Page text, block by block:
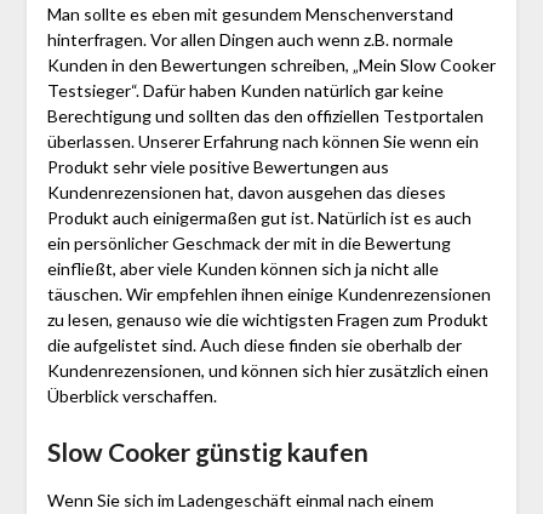
Man sollte es eben mit gesundem Menschenverstand
hinterfragen. Vor allen Dingen auch wenn z.B. normale
Kunden in den Bewertungen schreiben, „Mein Slow Cooker
Testsieger“. Dafür haben Kunden natürlich gar keine
Berechtigung und sollten das den offiziellen Testportalen
überlassen. Unserer Erfahrung nach können Sie wenn ein
Produkt sehr viele positive Bewertungen aus
Kundenrezensionen hat, davon ausgehen das dieses
Produkt auch einigermaßen gut ist. Natürlich ist es auch
ein persönlicher Geschmack der mit in die Bewertung
einfließt, aber viele Kunden können sich ja nicht alle
täuschen. Wir empfehlen ihnen einige Kundenrezensionen
zu lesen, genauso wie die wichtigsten Fragen zum Produkt
die aufgelistet sind. Auch diese finden sie oberhalb der
Kundenrezensionen, und können sich hier zusätzlich einen
Überblick verschaffen.
Slow Cooker günstig kaufen
Wenn Sie sich im Ladengeschäft einmal nach einem